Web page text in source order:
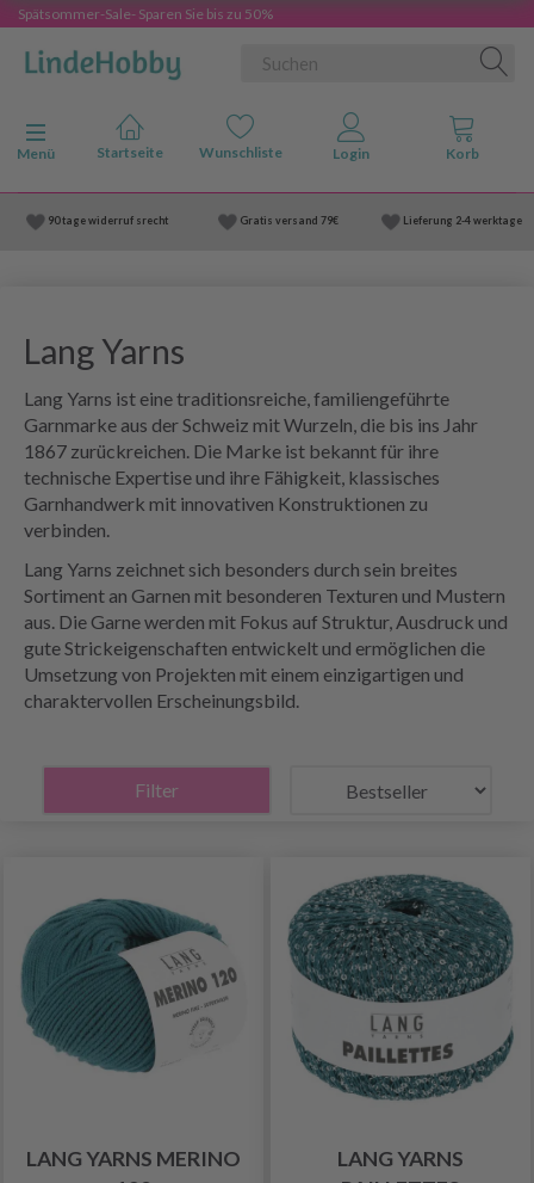
Spätsommer-Sale- Sparen Sie bis zu 50%
Anzeige ändern
Menü
90 tage widerruf srecht Gratis versand 79€ Lieferung 2-4 werktage
Lang Yarns
Lang Yarns ist eine traditionsreiche, familiengeführte
Garnmarke aus der Schweiz mit Wurzeln, die bis ins Jahr
1867 zurückreichen. Die Marke ist bekannt für ihre
technische Expertise und ihre Fähigkeit, klassisches
Garnhandwerk mit innovativen Konstruktionen zu
verbinden.
Lang Yarns zeichnet sich besonders durch sein breites
Sortiment an Garnen mit besonderen Texturen und Mustern
aus. Die Garne werden mit Fokus auf Struktur, Ausdruck und
gute Strickeigenschaften entwickelt und ermöglichen die
Umsetzung von Projekten mit einem einzigartigen und
charaktervollen Erscheinungsbild.
Filter
LANG YARNS MERINO
LANG YARNS